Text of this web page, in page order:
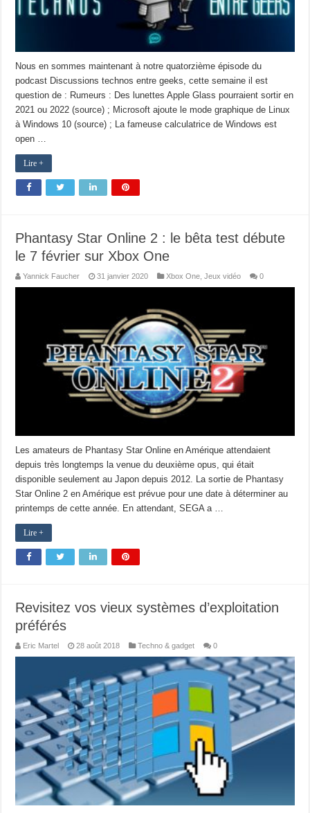
Nous en sommes maintenant à notre quatorzième épisode du
podcast Discussions technos entre geeks, cette semaine il est
question de : Rumeurs : Des lunettes Apple Glass pourraient sortir en
2021 ou 2022 (source) ; Microsoft ajoute le mode graphique de Linux
à Windows 10 (source) ; La fameuse calculatrice de Windows est
open …
Lire +
Phantasy Star Online 2 : le bêta test débute
le 7 février sur Xbox One
Yannick Faucher 31 janvier 2020 Xbox One ,Jeux vidéo 0
Les amateurs de Phantasy Star Online en Amérique attendaient
depuis très longtemps la venue du deuxième opus, qui était
disponible seulement au Japon depuis 2012. La sortie de Phantasy
Star Online 2 en Amérique est prévue pour une date à déterminer au
printemps de cette année. En attendant, SEGA a …
Lire +
Revisitez vos vieux systèmes d’exploitation
préférés
Eric Martel 28 août 2018 Techno & gadget 0